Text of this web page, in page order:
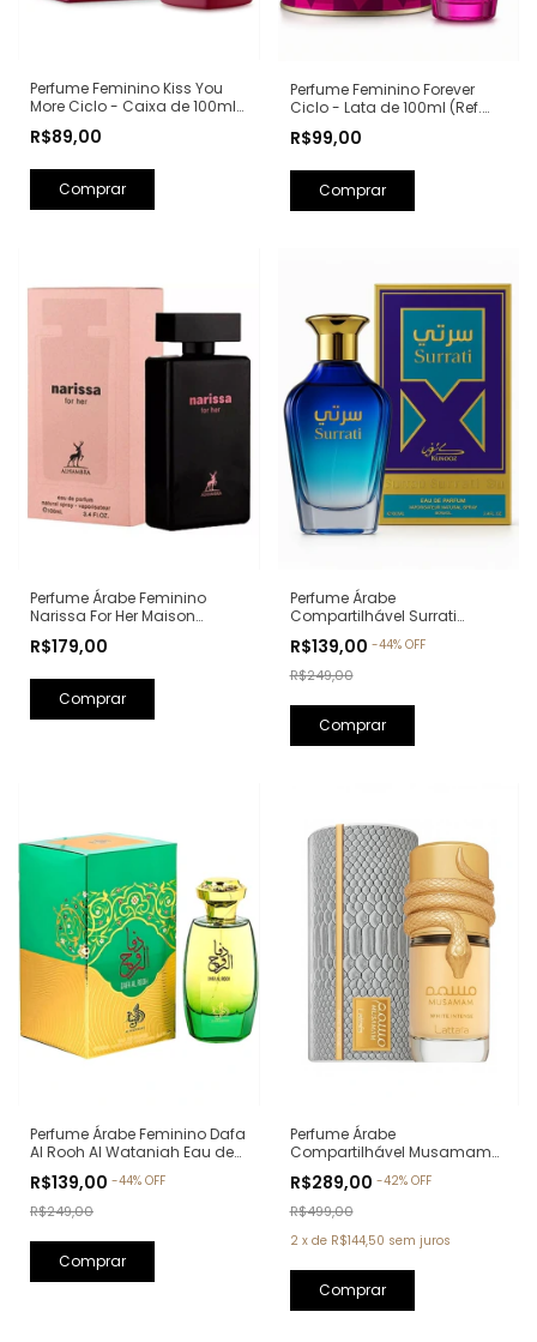
Perfume Feminino Kiss You
More Ciclo - Caixa de 100ml
(Ref. Olfativa: Libre Yves Saint
Laurent)
R$89,00
Perfume Feminino Forever
Ciclo - Lata de 100ml (Ref.
Spears)
R$99,00
Perfume Árabe Feminino
Narissa For Her Maison
100ml (Ref. Olfativa: Narciso
R$179,00
Perfume Árabe
Compartilhável Surrati
Kunooz Zoghbi Eau de
Parfum - 100ml (Ref. Olfativa:
Erba Pura Xerjoff)
R$139,00 -44% OFF
R$249,00
Perfume Árabe Feminino Dafa
Al Rooh Al Wataniah Eau de
R$139,00 -44% OFF
R$249,00
Perfume Árabe
Compartilhável Musamam
Parfum - 100ml
R$289,00 -42% OFF
R$499,00
2 x de R$144,50 sem juros